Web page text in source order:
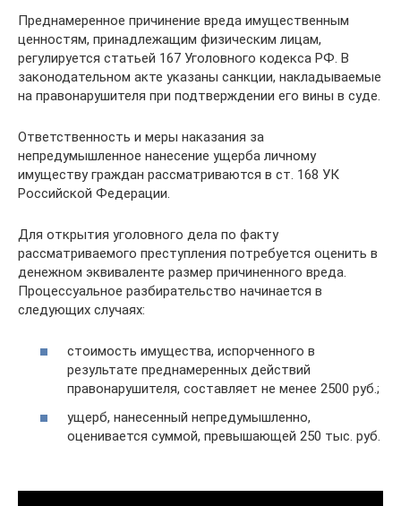
Преднамеренное причинение вреда имущественным
ценностям, принадлежащим физическим лицам,
регулируется статьей 167 Уголовного кодекса РФ. В
законодательном акте указаны санкции, накладываемые
на правонарушителя при подтверждении его вины в суде.
Ответственность и меры наказания за
непредумышленное нанесение ущерба личному
имуществу граждан рассматриваются в ст. 168 УК
Российской Федерации.
Для открытия уголовного дела по факту
рассматриваемого преступления потребуется оценить в
денежном эквиваленте размер причиненного вреда.
Процессуальное разбирательство начинается в
следующих случаях:
стоимость имущества, испорченного в
результате преднамеренных действий
правонарушителя, составляет не менее 2500 руб.;
ущерб, нанесенный непредумышленно,
оценивается суммой, превышающей 250 тыс. руб.